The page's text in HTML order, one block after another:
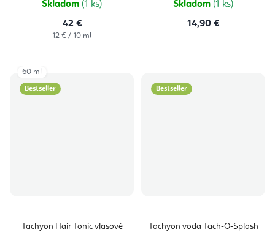
Skladom (1 ks)
42 €
Jednotková
12 € / 10 ml
Skladom (1 ks)
14,90 €
Bestseller
Tachyon Hair Tonic vlasové
60 ml
Bestseller
Tachyon voda Tach-O-Splash